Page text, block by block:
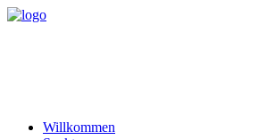
Willkommen